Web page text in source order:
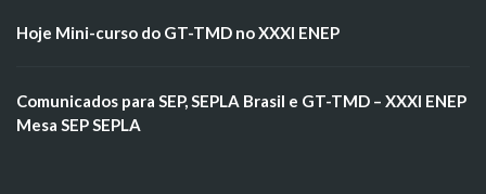
Hoje Mini-curso do GT-TMD no XXXI ENEP
Comunicados para SEP, SEPLA Brasil e GT-TMD – XXXI ENEP
Mesa SEP SEPLA